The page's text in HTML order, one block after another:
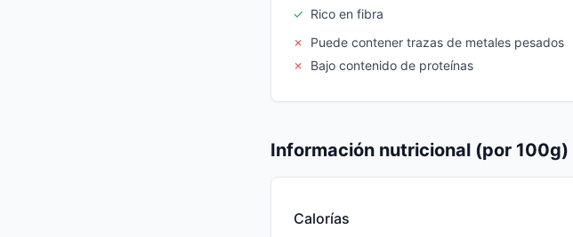
✓ Rico en fibra
✗
Puede contener trazas de metales pesados
✗
Bajo contenido de proteínas
Información nutricional (por 100g)
Calorías